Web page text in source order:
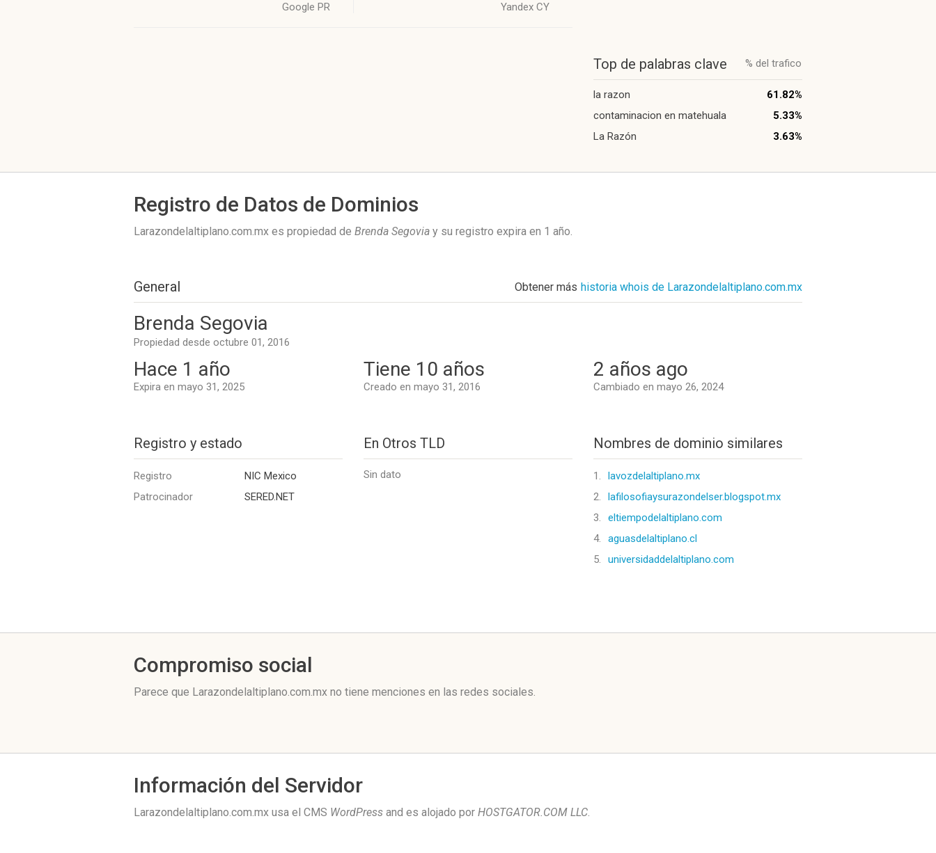
Google PR Yandex CY
Top de palabras clave % del trafico
la razon
61.82%
contaminacion en matehuala
5.33%
La Razón
3.63%
Registro de Datos de Dominios
Larazondelaltiplano.com.mx es propiedad de Brenda Segovia y su registro expira en 1 año.
General Obtener más historia whois de Larazondelaltiplano.com.mx
Brenda Segovia
Propiedad desde octubre 01, 2016
Hace 1 año
Expira en mayo 31, 2025
Tiene 10 años
Creado en mayo 31, 2016
2 años ago
Cambiado en mayo 26, 2024
Registro y estado
Registro
NIC Mexico
Patrocinador
SERED.NET
En Otros TLD
Sin dato
Nombres de dominio similares
1.
lavozdelaltiplano.mx
2.
lafilosofiaysurazondelser.blogspot.mx
3.
eltiempodelaltiplano.com
4.
aguasdelaltiplano.cl
5.
universidaddelaltiplano.com
Compromiso social
Parece que Larazondelaltiplano.com.mx no tiene menciones en las redes sociales.
Información del Servidor
Larazondelaltiplano.com.mx usa el CMS WordPress and es alojado por HOSTGATOR.COM LLC.